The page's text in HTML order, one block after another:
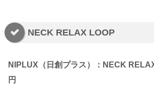
NECK RELAX LOOP
NIPLUX（日創プラス）：NECK
円